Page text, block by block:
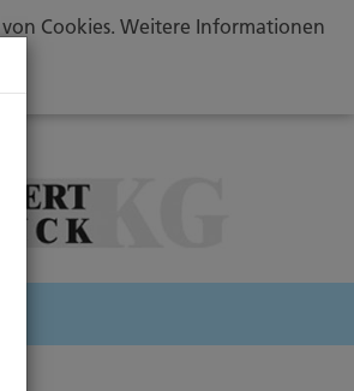
Cookies. Weitere Informationen